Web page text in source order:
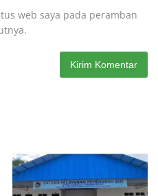
web saya pada peramban